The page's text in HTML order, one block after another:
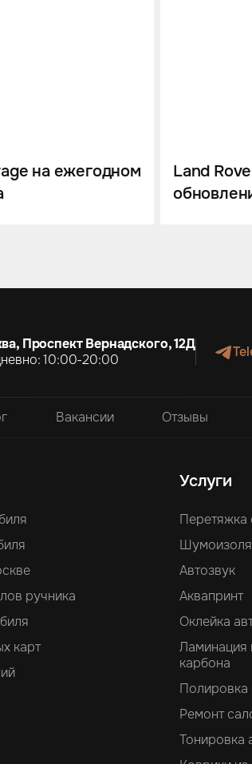
на ежегодном
Land
Проспект Вернадского, 12Д
10:00-20:00
Вакансии Отзывы
ручника
карт
Услуги
Перетяжка
Автозвук
Аквапринт
Оклейка
Ламинация
карбона
Полировка
Ремонт
Тонировка